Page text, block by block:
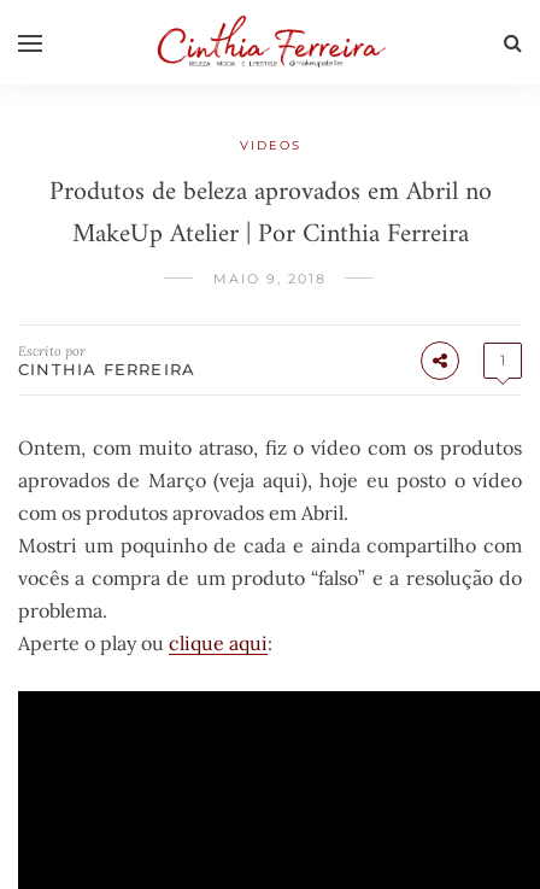
VIDEOS
Produtos de beleza aprovados em Abril no
MakeUp Atelier | Por Cinthia Ferreira
MAIO 9, 2018
Escrito por
CINTHIA FERREIRA 1
Ontem, com muito atraso, fiz o vídeo com os produtos
aprovados de Março (veja aqui), hoje eu posto o vídeo
com os produtos aprovados em Abril.
Mostri um poquinho de cada e ainda compartilho com
vocês a compra de um produto “falso” e a resolução do
problema.
Aperte o play ou clique aqui: